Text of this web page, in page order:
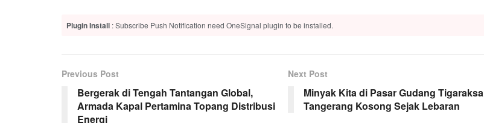
Plugin Install : Subscribe Push Notification need OneSignal plugin to be installed.
Previous Post
Bergerak di Tengah Tantangan Global,
Armada Kapal Pertamina Topang Distribusi
Energi
Next Post
Minyak Kita di Pasar Gudang Tigaraksa
Tangerang Kosong Sejak Lebaran